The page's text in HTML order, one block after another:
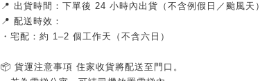
📍 出貨時間：下單後 24 小時內出貨（不含例假日／颱風天）
📍 配送時效：
・宅配：約 1–2 個工作天（不含六日）
📦 貨運注意事項 住家收貨將配送至門口。